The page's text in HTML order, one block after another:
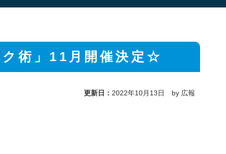
術」11月開催決定☆
更新日： 2022年10月13日 by 広報